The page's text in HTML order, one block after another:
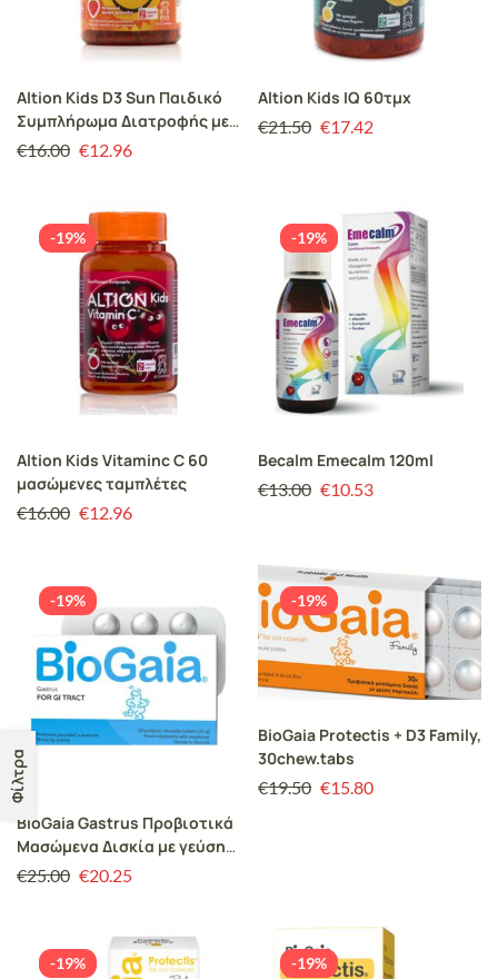
Φίλτρα
Altion Kids D3 Sun Παιδικό
Συμπλήρωμα Διατροφής με
Βιταμίνη D3 Φυσικής
Ανάπτυξη Οστών & Δοντιών,
60gummies
€16.00 €12.96
Altion Kids IQ 60τμχ
€21.50 €17.42
-19%
Altion Kids Vitaminc C 60
μασώμενες ταμπλέτες
€16.00 €12.96
-19%
Becalm Emecalm 120ml
€13.00 €10.53
-19%
BioGaia Gastrus Προβιοτικά
Μασώμενα Δισκία με γεύση
Μανταρίνι/Μέντα, 30
€25.00 €20.25
-19%
BioGaia Protectis + D3 Family,
30chew.tabs
€19.50 €15.80
-19% -19%